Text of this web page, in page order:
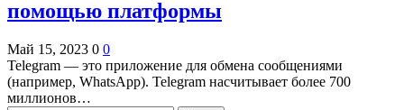
помощью платформы
Май 15, 2023 0 0
Telegram — это приложение для обмена сообщениями
(например, WhatsApp). Telegram насчитывает более 700
миллионов…